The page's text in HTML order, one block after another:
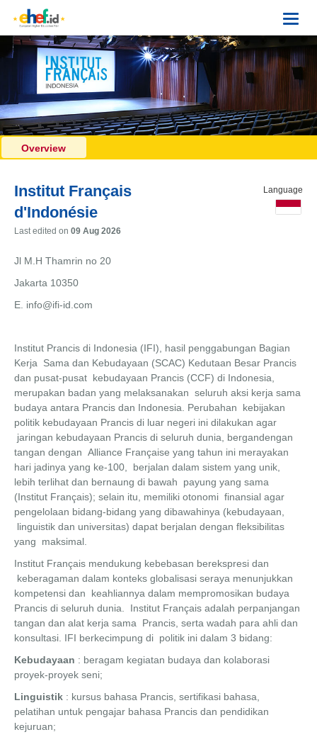
Overview
Institut Français
d'Indonésie
Last edited on 09 Aug 2026
Language
Jl M.H Thamrin no 20
Jakarta 10350
E. info@ifi-id.com
Institut Prancis di Indonesia (IFI), hasil penggabungan Bagian
Kerja Sama dan Kebudayaan (SCAC) Kedutaan Besar Prancis
dan pusat-pusat kebudayaan Prancis (CCF) di Indonesia,
merupakan badan yang melaksanakan seluruh aksi kerja sama
budaya antara Prancis dan Indonesia. Perubahan kebijakan
politik kebudayaan Prancis di luar negeri ini dilakukan agar
jaringan kebudayaan Prancis di seluruh dunia, bergandengan
tangan dengan Alliance Française yang tahun ini merayakan
hari jadinya yang ke-100, berjalan dalam sistem yang unik,
lebih terlihat dan bernaung di bawah payung yang sama
(Institut Français); selain itu, memiliki otonomi finansial agar
pengelolaan bidang-bidang yang dibawahinya (kebudayaan,
linguistik dan universitas) dapat berjalan dengan fleksibilitas
yang maksimal.
Institut Français mendukung kebebasan berekspresi dan
keberagaman dalam konteks globalisasi seraya menunjukkan
kompetensi dan keahliannya dalam mempromosikan budaya
Prancis di seluruh dunia. Institut Français adalah perpanjangan
tangan dan alat kerja sama Prancis, serta wadah para ahli dan
konsultasi. IFI berkecimpung di politik ini dalam 3 bidang:
Kebudayaan : beragam kegiatan budaya dan kolaborasi
proyek-proyek seni;
Linguistik : kursus bahasa Prancis, sertifikasi bahasa,
pelatihan untuk pengajar bahasa Prancis dan pendidikan
kejuruan;